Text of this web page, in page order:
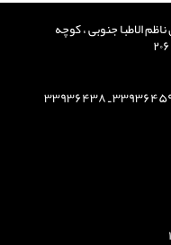
الاطبا جنوبی ، کوچه